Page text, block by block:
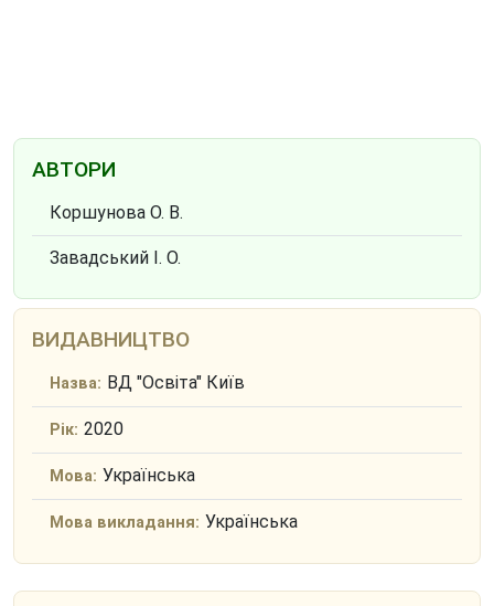
АВТОРИ
Коршунова О. В.
Завадський І. О.
ВИДАВНИЦТВО
Назва: ВД "Освіта" Київ
Рік: 2020
Мова: Українська
Мова викладання: Українська